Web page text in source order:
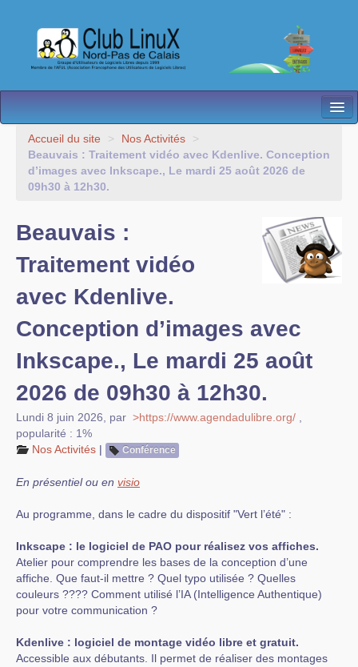
L’Association
Nos Activités
Contact
Les antennes
Espace membres
Accueil du site > Nos Activités
>
Beauvais : Traitement vidéo avec Kdenlive. Conception
d’images avec Inkscape., Le mardi 25 août 2026 de
09h30 à 12h30.
Beauvais :
Traitement vidéo
avec Kdenlive.
Conception d’images avec
Inkscape., Le mardi 25 août
2026 de 09h30 à 12h30.
Lundi 8 juin 2026 par >https://www.agendadulibre.org/
popularité : 1%
Nos Activités | Conférence
En présentiel ou en visio
Au programme, dans le cadre du dispositif "Vert l’été" :
Inkscape : le logiciel de PAO pour réalisez vos affiches.
Atelier pour comprendre les bases de la conception d’une
affiche. Que faut-il mettre ? Quel typo utilisée ? Quelles
couleurs ???? Comment utilisé l’IA (Intelligence Authentique)
pour votre communication ?
Kdenlive : logiciel de montage vidéo libre et gratuit.
Accessible aux débutants. Il permet de réaliser des montages